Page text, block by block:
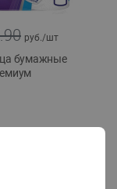
руб./шт
бумажные